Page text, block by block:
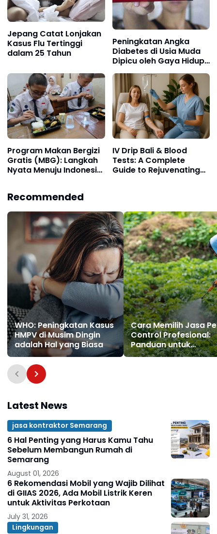
Jepang Catat Lonjakan
Kasus Flu Tertinggi
dalam 25 Tahun
Peningkatan Angka
Diabetes di Usia Muda
Dipicu oleh Gaya Hidup
Tidak Sehat
Program Makan Bergizi
Gratis (MBG): Langkah
Nyata Menuju Indonesia
IV Drip Bali & Blood
Tests: A Complete
Guide to Rejuvenating
Recommended
WHO: Peningkatan Kasus
HMPV di Musim Dingin
adalah Hal yang Biasa
Cara Memilih Jasa
Control Profesional:
Panduan untuk
Konsumen Pintar
Latest News
jasa kontraktor Semarang
6 Hal Penting yang Harus Kamu Tahu
Sebelum Membangun Rumah di
Semarang
August 01, 2026
6 Rekomendasi Mobil yang Wajib Dilihat
di GIIAS 2026, Ada Mobil Listrik Keren
untuk Aktivitas Perkotaan
July 31, 2026
Lingkungan